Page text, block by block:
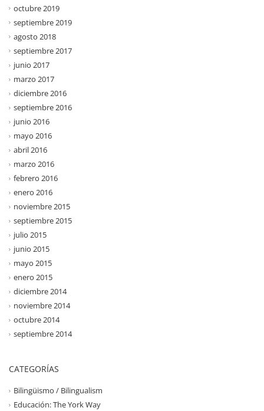
octubre 2019
septiembre 2019
agosto 2018
septiembre 2017
junio 2017
marzo 2017
diciembre 2016
septiembre 2016
junio 2016
mayo 2016
abril 2016
marzo 2016
febrero 2016
enero 2016
noviembre 2015
septiembre 2015
julio 2015
junio 2015
mayo 2015
enero 2015
diciembre 2014
noviembre 2014
octubre 2014
septiembre 2014
CATEGORÍAS
Bilingüismo / Bilingualism
Educación: The York Way